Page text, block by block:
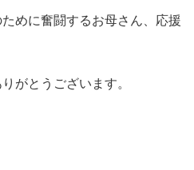
めに奮闘するお母さん、応援
がとうございます。